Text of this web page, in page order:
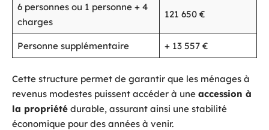
6 personnes ou 1 personne + 4
charges
121 650 €
Personne supplémentaire + 13 557 €
Cette structure permet de garantir que les ménages à
revenus modestes puissent accéder à une accession à
la propriété durable, assurant ainsi une stabilité
économique pour des années à venir.